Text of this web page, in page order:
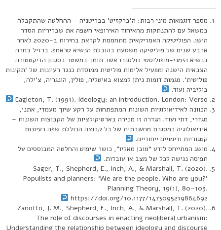
מספר דוגמאות מיני רבות: ה’ברקזיט’ בבריטניה – ההחלטה שהתקבלה
במשאל עם להתנתקות מהאיחוד האירופאי חשפה את שבריריות הסדר
הישן. הפוליטיקה האמריקאית מתחממת לקראת בחירות ב-2020 לאחר
ארבע שנים של פוליטיקה משסעת בהובלת הנשיא טראמפ. ברזיל בחרה
בנשיא הימני-פופוליסטי בולסנרו אשר תומך במשטר בסגנון הדיקטטורה
הצבאית הישנה ומפעיל אלימות פוליטית ממוסדת כנגד רעיונות של ‘תקינות
פוליטית’. מגמות דומות ניתן למצוא באיטליה, פולין, הונגריה, צ’ילה,
בוליביה ועוד.
Eagleton, T. (1991). Ideology: an introduction. London: Verso
הכוונה לאידיאולוגיות השונות המתפתחות על רקע שיוך מעמדי, אתני,
מגדרי, דתי ועוד. הגדרה זו מכירה בארטיקולציות של הקבוצות השונות –
אידיאולוגיה כמסגרת מחשבתית של כל קבוצה הכוללת שפה רעיונות
קטגוריות ודימויים ייחודיים.
מושג המתייחס לידע “מובן מאליו”, כושר שיפוט והחלטה המבוססים על
תפיסה נגישה לכל של מצב או עובדות.
Sager, T., Shepherd, E., Inch, A., & Marshall, T. (2020).
Populists and planners: ‘We are the people. Who are you?’
Planning Theory, 19(1), 80–103.
https://doi.org/10.1177/1473095219864692
Zanotto, J. M., Shepherd, E., Inch, A., & Marshall, T. (2020).
The role of discourses in enacting neoliberal urbanism:
Understanding the relationship between ideology and discourse